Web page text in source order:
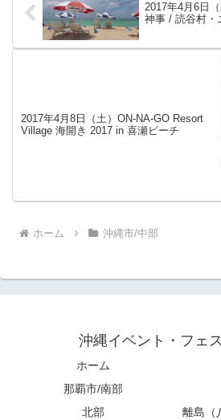
2017年4月6日
神事 / 読谷村・
2017年4月8日（土）ON-NA-GO Resort
Village 海開き 2017 in 喜瀬ビーチ
ホーム 沖縄市/中部
沖縄イベント・フェ
ホーム
那覇市/南部
北部
離島（